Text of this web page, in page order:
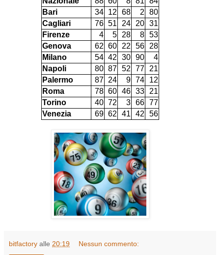
Bari
34 12 68 2
80
Cagliari
76 51 24 20 31
Firenze
4 5 28 8 53
Genova
62 60 22 56
28
Milano
54 42 30 90
4
Napoli
80 87 52 77
21
Palermo
87 24 9 74
12
Roma
78 60 46 33
21
Torino
40 72 3 66 77
Venezia
69 62 41 42 56
bitfactory alle 20:19 Nessun commento: